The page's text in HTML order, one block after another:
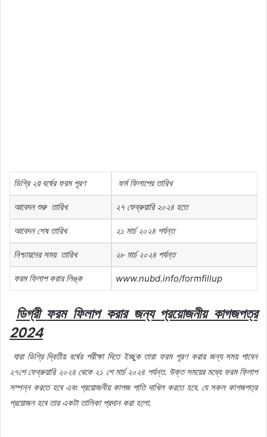
ডিগ্রি২য়বর্ষের ফরম পূরণ ফর্মফিলাপেরতারিখ
আবেদনশুরু তারিখ ২৭ ফেব্রুয়ারি২০২৪ হতে
আবেদনশেষতারিখ ২১ মার্চ২০২৪ পর্যন্ত
নিশ্চায়নেরসময় তারিখ ২৮ মার্চ২০২৪ পর্যন্ত
ফরমফিলাপকরারলিঙ্ক www.nubd.info/formfillup
ডিগ্রী ফরম ফিলাপ করার জন্য প্রয়োজনীয় কাগজপত্র
2024
যারা ডিগ্রি দ্বিতীয় বর্ষের পরীক্ষা দিতে ইচ্ছুক তারা ফরম পূরণ করার জন্যসময় পাবেন
২৭শেফেব্রুয়ারি ২০২৪ থেকে২১ শেমার্চ২০২৪ পর্যন্ত. উক্তসময়েরমধ্যে ফরমফিলাপ
সম্পন্ন করতেহবে এবং প্রয়োজনীয়কাগজ পাতিদাখিল করতেহবে. যেসকল কাগজপত্র
প্রয়োজনহবেতারএকটাতালিকা প্রদানকরাহলো.